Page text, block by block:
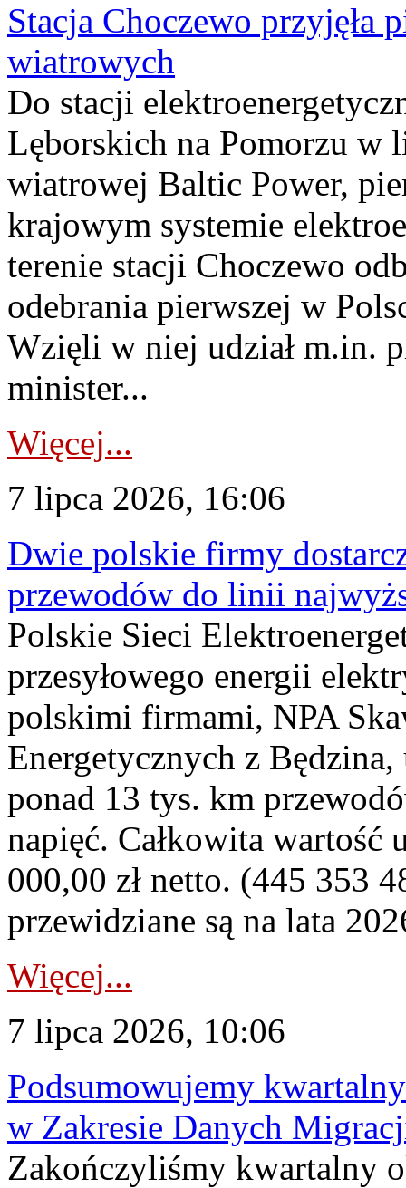
Stacja Choczewo przyjęła
wiatrowych
Do stacji
Lęborskich na Pomorzu w
wiatrowej Baltic Power,
krajowym systemie
terenie stacji Choczewo
odebrania pierwszej w
Wzięli w niej udział m.in.
minister...
Więcej...
7 lipca 2026, 16:06
Dwie polskie firmy
przewodów do linii
Polskie Sieci
przesyłowego energii
polskimi firmami, NPA
Energetycznych z
ponad 13 tys. km
napięć. Całkowita
000,00 zł netto. (445 353
przewidziane są na lata
Więcej...
7 lipca 2026, 10:06
Podsumowujemy
w Zakresie Danych
Zakończyliśmy kwartalny